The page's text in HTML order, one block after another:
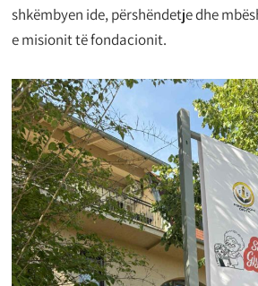
shkëmbyen ide, përshëndetje dhe
e misionit të fondacionit.